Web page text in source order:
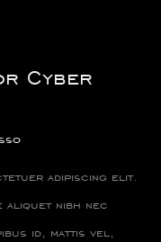
Cyber
adipiscing elit.
nibh nec
id, mattis vel,